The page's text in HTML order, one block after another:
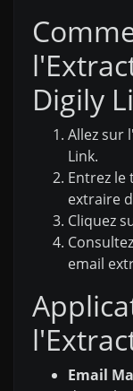
Digily
Allez sur
Link.
Entrez le
extraire
Cliquez
email
Email